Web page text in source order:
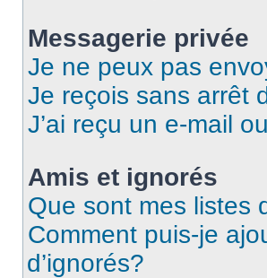
Messagerie privée
Je ne peux pas
Je reçois sans arrêt
J’ai reçu un e-mail
Amis et ignorés
Que sont mes listes
Comment puis-je
d’ignorés?